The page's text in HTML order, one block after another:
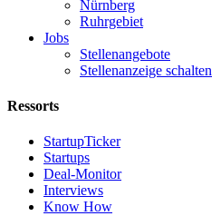
Nürnberg
Ruhrgebiet
Jobs
Stellenangebote
Stellenanzeige schalten
Ressorts
StartupTicker
Startups
Deal-Monitor
Interviews
Know How